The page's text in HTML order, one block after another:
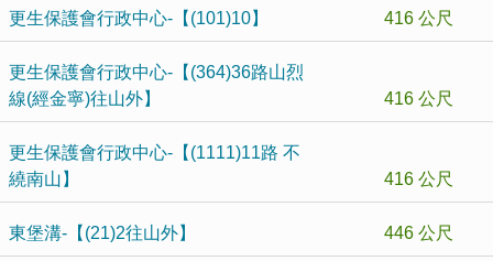
更生保護會行政中心-【(101)10】 416 公尺
更生保護會行政中心-【(364)36路山烈
線(經金寧)往山外】
416 公尺
更生保護會行政中心-【(1111)11路 不
繞南山】
416 公尺
東堡溝-【(21)2往山外】 446 公尺